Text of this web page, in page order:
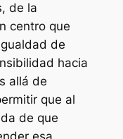
de la
centro que
de
hacia
allá de
que al
de que